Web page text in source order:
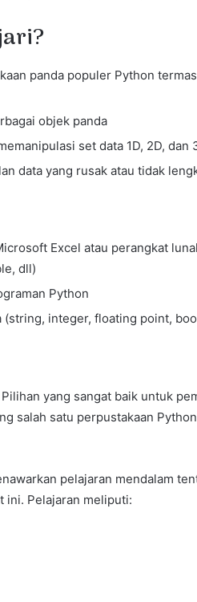
panda populer Python
objek panda
set data 1D, 2D, dan
data yang rusak atau tidak
Excel atau perangkat
dll)
Python
integer, floating point,
Pilihan yang sangat baik untuk
salah satu perpustakaan
pelajaran mendalam
ini. Pelajaran meliputi: